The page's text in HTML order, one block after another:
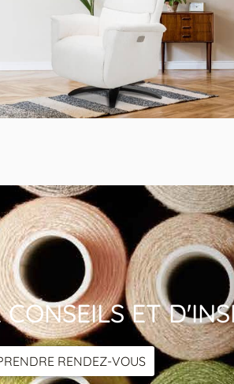
1,890.00
Fauteuil Relax Grand Dossier Tissu
ET
RENDEZ-VOUS